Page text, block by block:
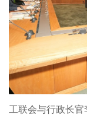
工联会与行政长官